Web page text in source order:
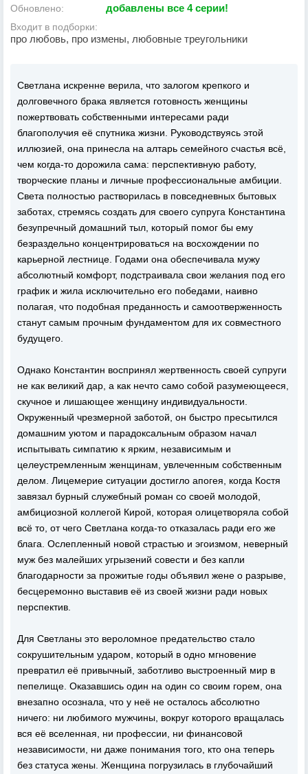
Обновлено: добавлены все 4 серии!
Входит в подборки:
про любовь, про измены, любовные треугольники
Светлана искренне верила, что залогом крепкого и
долговечного брака является готовность женщины
пожертвовать собственными интересами ради
благополучия её спутника жизни. Руководствуясь этой
иллюзией, она принесла на алтарь семейного счастья всё,
чем когда-то дорожила сама: перспективную работу,
творческие планы и личные профессиональные амбиции.
Света полностью растворилась в повседневных бытовых
заботах, стремясь создать для своего супруга Константина
безупречный домашний тыл, который помог бы ему
безраздельно концентрироваться на восхождении по
карьерной лестнице. Годами она обеспечивала мужу
абсолютный комфорт, подстраивала свои желания под его
график и жила исключительно его победами, наивно
полагая, что подобная преданность и самоотверженность
станут самым прочным фундаментом для их совместного
будущего.
Однако Константин воспринял жертвенность своей супруги
не как великий дар, а как нечто само собой разумеющееся,
скучное и лишающее женщину индивидуальности.
Окруженный чрезмерной заботой, он быстро пресытился
домашним уютом и парадоксальным образом начал
испытывать симпатию к ярким, независимым и
целеустремленным женщинам, увлеченным собственным
делом. Лицемерие ситуации достигло апогея, когда Костя
завязал бурный служебный роман со своей молодой,
амбициозной коллегой Кирой, которая олицетворяла собой
всё то, от чего Светлана когда-то отказалась ради его же
блага. Ослепленный новой страстью и эгоизмом, неверный
муж без малейших угрызений совести и без капли
благодарности за прожитые годы объявил жене о разрыве,
бесцеремонно выставив её из своей жизни ради новых
перспектив.
Для Светланы это вероломное предательство стало
сокрушительным ударом, который в одно мгновение
превратил её привычный, заботливо выстроенный мир в
пепелище. Оказавшись один на один со своим горем, она
внезапно осознала, что у неё не осталось абсолютно
ничего: ни любимого мужчины, вокруг которого вращалась
вся её вселенная, ни профессии, ни финансовой
независимости, ни даже понимания того, кто она теперь
без статуса жены. Женщина погрузилась в глубочайший